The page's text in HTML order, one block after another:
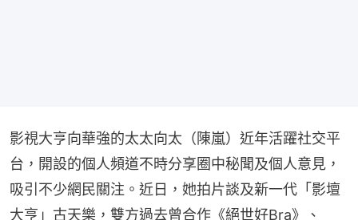
影視大亨向華強的太太向太（陳嵐）近年活躍社交平
台，開設的個人頻道不時分享圈中秘聞及個人意見，
吸引不少網民關注。近日，她拍片談及新一代「影壇
大亨」古天樂，雙方過去曾合作《絕世好Bra》、